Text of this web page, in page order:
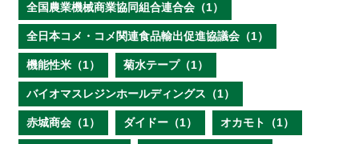
全国農業機械商業協同組合連合会（1）
全日本コメ・コメ関連食品輸出促進協議会（1）
機能性米（1） 菊水テープ（1）
バイオマスレジンホールディングス（1）
赤城商会（1） ダイドー（1） オカモト（1）